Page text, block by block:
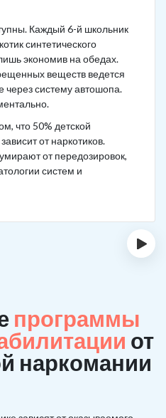
Каждый 6-й школьник
синтетического
экономив на обедах.
веществ ведется
через систему автошопа.
что 50% детской
от наркотиков.
от передозировок,
систем и
›
программы
от
наркомании